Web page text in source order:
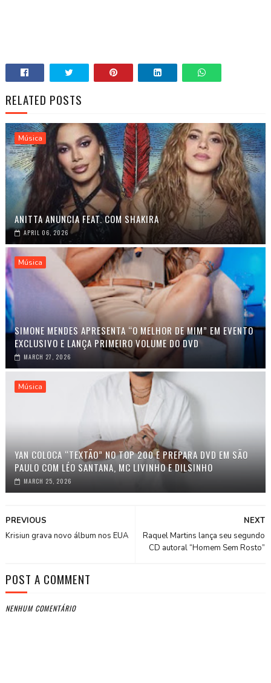
RELATED POSTS
Música
ANITTA ANUNCIA FEAT. COM SHAKIRA
APRIL 06, 2026
Música
SIMONE MENDES APRESENTA “O MELHOR DE MIM” EM EVENTO
EXCLUSIVO E LANÇA PRIMEIRO VOLUME DO DVD
MARCH 27, 2026
Música
YAN COLOCA “TEXTÃO” NO TOP 200 E PREPARA DVD EM SÃO
PAULO COM LÉO SANTANA, MC LIVINHO E DILSINHO
MARCH 25, 2026
NEXT
Raquel Martins lança seu segundo
CD autoral “Homem Sem Rosto”
PREVIOUS
Krisiun grava novo álbum nos EUA
POST A COMMENT
NENHUM COMENTÁRIO